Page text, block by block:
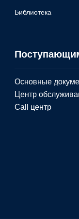
Библиотека
Основные
Центр
Call центр